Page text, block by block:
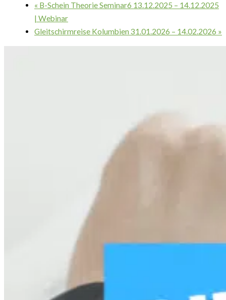
« B-Schein Theorie Seminar6 13.12.2025 – 14.12.2025
| Webinar
Gleitschirmreise Kolumbien 31.01.2026 – 14.02.2026 »